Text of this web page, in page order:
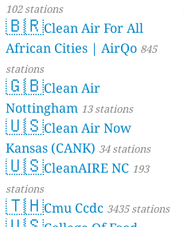
102 stations
🇧🇷Clean Air For All
African Cities | AirQo 845
stations
🇬🇧Clean Air
Nottingham 13 stations
🇺🇸Clean Air Now
Kansas (CANK) 34 stations
🇺🇸CleanAIRE NC 193
stations
🇹🇭Cmu Ccdc 3435 stations